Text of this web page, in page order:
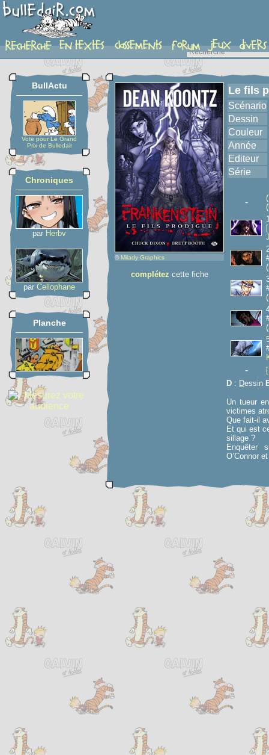
album
BullActu
Vote pour Le Grand
Prix de Bulledair
Chroniques
par Herbv
par Cellophane
Planche
© Milady Graphics
complétez cette fiche
Le fils
Scénario
Dessin
Couleur
Année
Editeur
Série
-
(
(
(
(
-
D : Dessin
Un tueur
victimes
Que fait-il
Et qui est
sillage ?
Enquêter
O’Connor